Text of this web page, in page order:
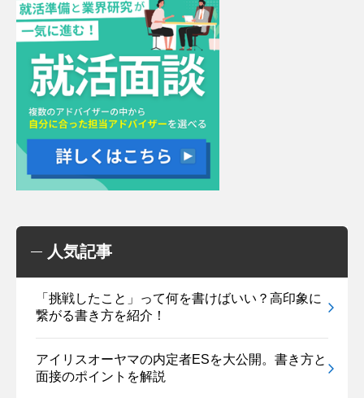
人気記事
「挑戦したこと」って何を書けばいい？高印象に
繋がる書き方を紹介！
アイリスオーヤマの内定者ESを大公開。書き方と
面接のポイントを解説